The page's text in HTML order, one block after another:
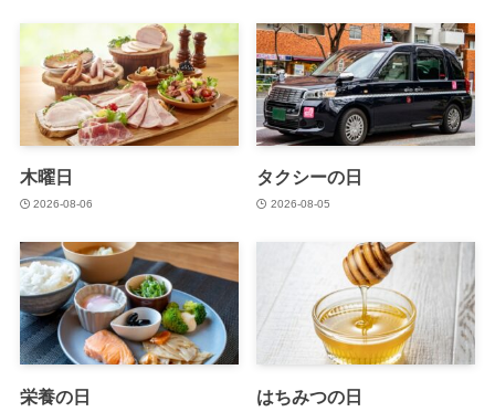
木曜日
2026-08-06
タクシーの日
2026-08-05
栄養の日 はちみつの日